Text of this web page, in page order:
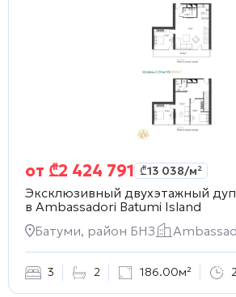
от ₾2 424 791 ₾13 038/м²
Эксклюзивный двухэтажный
в Ambassadori Batumi Island
Батуми, район БНЗ
3 2 186.00м²